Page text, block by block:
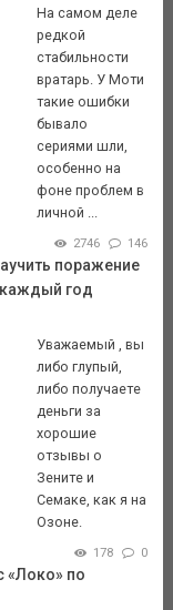
На самом деле
редкой
стабильности
вратарь. У Моти
такие ошибки
бывало
сериями шли,
особенно на
фоне проблем в
личной ...
2746 146
поражение
каждый год
Уважаемый , вы
либо глупый,
либо получаете
деньги за
хорошие
отзывы о
Зените и
Семаке, как я на
Озоне.
178 0
«Локо» по